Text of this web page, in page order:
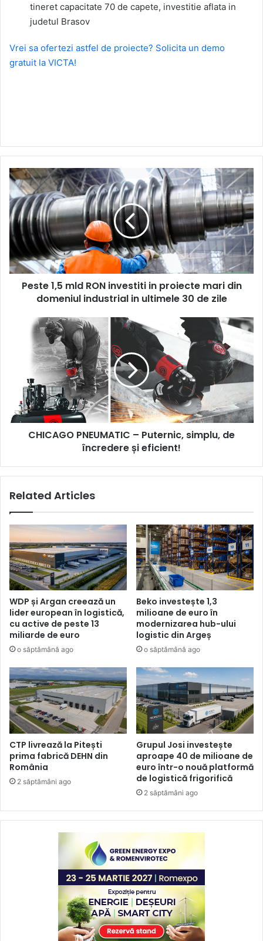
tineret capacitate 70 de capete, investitie aflata in
judetul Brasov
Vrei sa ofertezi astfel de proiecte? Solicita un demo
gratuit la VICTA!
Peste
1,5
mld
RON
investiti
in
proiecte
mari
din
domeniul
industrial
ultimele
Peste 1,5 mld RON investiti in proiecte mari din
domeniul industrial in ultimele 30 de zile
CHICAGO
PNEUMATIC
Puternic,
încredere
eficient!
CHICAGO PNEUMATIC – Puternic, simplu, de
încredere și eficient!
Related Articles
WDP și Argan creează un
lider european în logistică,
cu active de peste 13
miliarde de euro
o săptămână ago
Beko investește 1,3
milioane de euro în
modernizarea hub-ului
logistic din Argeș
o săptămână ago
CTP livrează la Pitești
prima fabrică DEHN din
România
2 săptămâni ago
Grupul Josi investește
aproape 40 de milioane de
euro într-o nouă platformă
de logistică frigorifică
2 săptămâni ago